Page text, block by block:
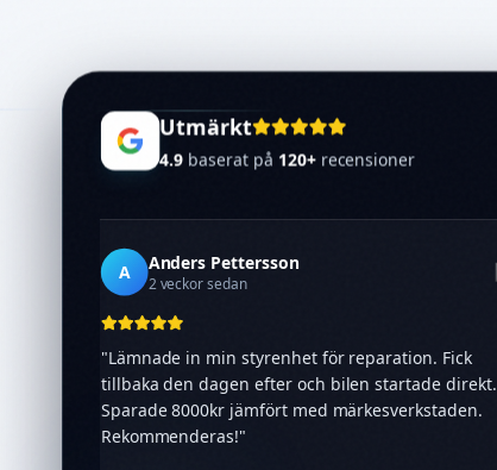
Utmärkt
4.9 baserat på 120+recensioner
A Anders Pettersson
2 veckor sedan
"Lämnade in min styrenhet för reparation. Fick
tillbaka den dagen efter och bilen startade
Sparade 8000kr jämfört med märkesverkstaden.
Rekommenderas!